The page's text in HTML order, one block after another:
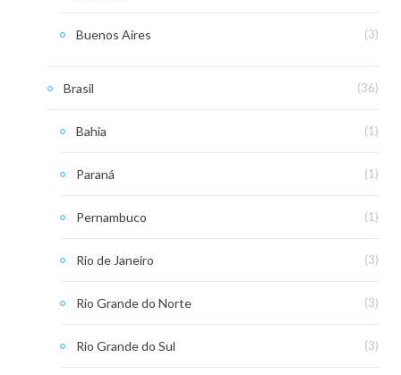
Buenos Aires (3)
Brasil (36)
Bahia (1)
Paraná (1)
Pernambuco (1)
Rio de Janeiro (3)
Rio Grande do Norte (3)
Rio Grande do Sul (3)